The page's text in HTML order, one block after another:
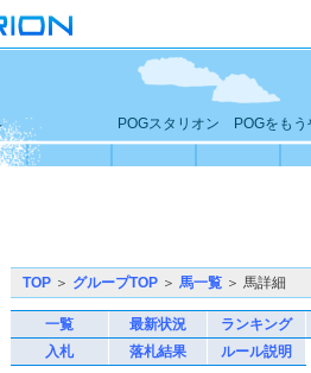
POGスタリオン POGをもう
TOP ＞ グループTOP ＞ 馬一覧 ＞ 馬詳細
一覧 最新状況
ランキング
入札
落札結果
ルール説明